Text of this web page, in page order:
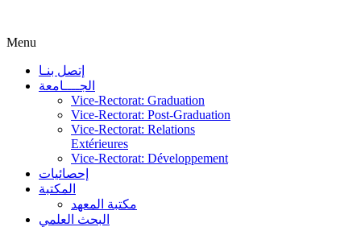
Menu
إتصل بنـا
الجــــامعة
Vice-Rectorat: Graduation
Vice-Rectorat: Post-Graduation
Vice-Rectorat: Relations
Extérieures
Vice-Rectorat: Développement
إحصائيات
المكتبة
مكتبة المعهد
البحث العلمي